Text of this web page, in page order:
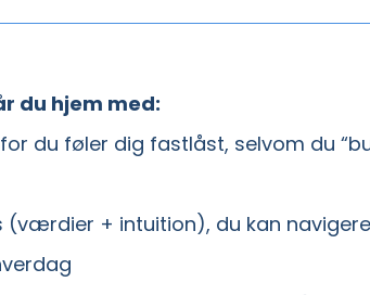
du hjem med:
du føler dig fastlåst, selvom du
(værdier + intuition), du kan